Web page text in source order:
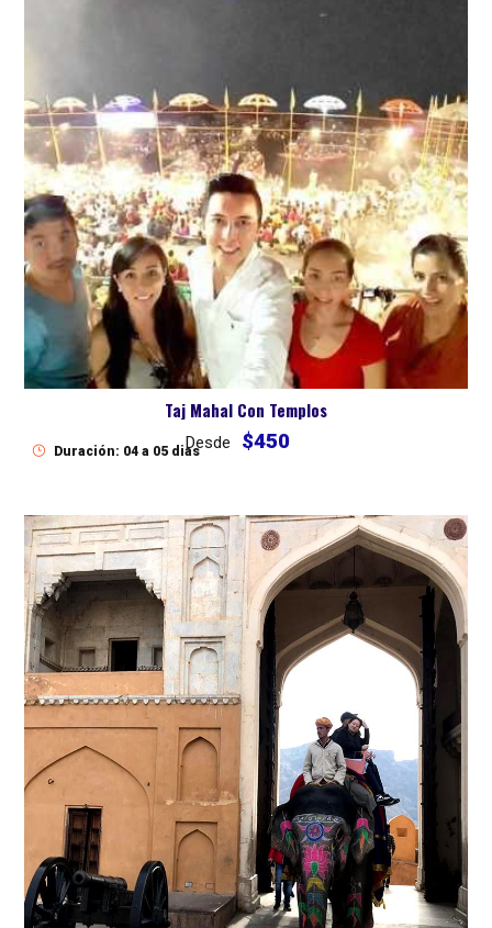
Taj Mahal Con Templos
Desde $450
Duración: 04 a 05 dias